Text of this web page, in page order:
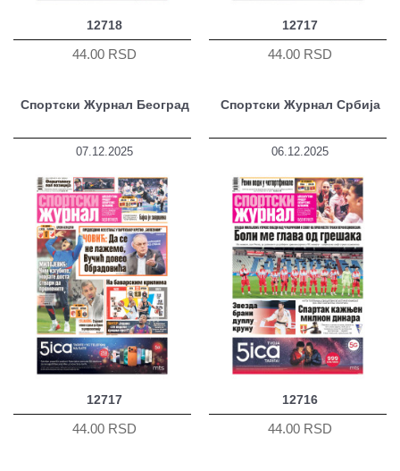
12718
44.00 RSD
12717
44.00 RSD
Спортски Журнал Београд
07.12.2025
12717
44.00 RSD
Спортски Журнал Србија
06.12.2025
12716
44.00 RSD